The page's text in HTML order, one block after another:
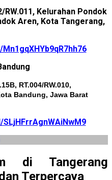
RW.011, Kelurahan Pondok
Aren, Kota Tangerang,
RT.004/RW.010,
Bandung, Jawa Barat
di Tangerang
Terpercaya